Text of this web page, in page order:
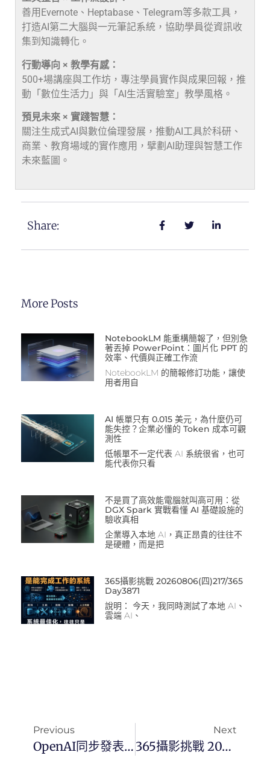
善用Evernote、Heptabase、Telegram等多款工具，
打造AI第二大腦與一元筆記系統，協助學員從資訊收
集到知識轉化。
行動導向 × 教學有感：
500+場講座與工作坊，專注學員實作與成果回報，推
動「數位生活力」與「AI生活實驗室」教學風格。
預見未來 × 實踐智慧：
關注生成式AI與數位倫理發展，推動AI工具於科研、
商業、教育場域的實作應用，擘劃AI助理與智慧工作
未來藍圖。
Share:
More Posts
NotebookLM 能重構簡報了，但別急
著丟掉 PowerPoint：圖片化 PPT 的
效率、代價與正確工作流
NotebookLM 的簡報修訂功能，讓使
用者用自
AI 帳單只有 0.015 美元，為什麼仍可
能失控？企業必懂的 Token 成本可觀
測性
低帳單不一定代表 AI 系統很省，也可
能代表你只看
不是買了高效能電腦就叫高可用：從
DGX Spark 實戰看懂 AI 基礎設施的
驗收真相
企業導入本地 AI，真正昂貴的往往不
是硬體，而是把
365攝影挑戰 20260806(四)217/365
Day3871
說明： 今天，我同時測試了本地 AI、
雲端 AI、
Previous
OpenAI同步發表 O3 與 O4‑mini，全面升級多模態推理與工具整合，重新定義企業 AI 生產力標準
Next
365攝影挑戰 20250417(四)107/365 Day3376